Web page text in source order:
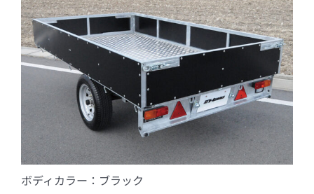
ボディカラー：ブラック